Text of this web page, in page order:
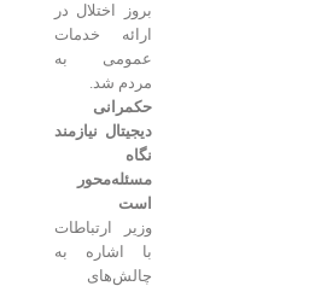
بروز اختلال در
ارائه خدمات
عمومی به
مردم شد.
حکمرانی
دیجیتال نیازمند
مسئله‌محور
وزیر ارتباطات
با اشاره به
چالش‌های